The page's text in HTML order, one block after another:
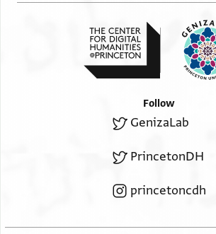
Follow
GenizaLab
PrincetonDH
princetoncdh